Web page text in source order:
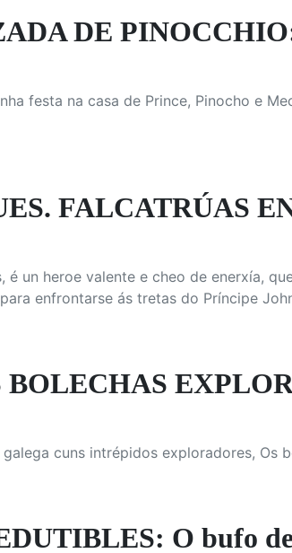
DE PINOCCHIO:
festa na casa de Prince, Pinocho e
FALCATRÚAS
é un heroe valente e cheo de enerxía,
enfrontarse ás tretas do Príncipe
BOLECHAS
cuns intrépidos exploradores, Os
O bufo